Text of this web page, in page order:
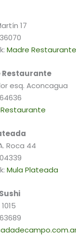
17
Madre Restaurante
Restaurante
esq. Aconcagua
Roca 44
Mula Plateada